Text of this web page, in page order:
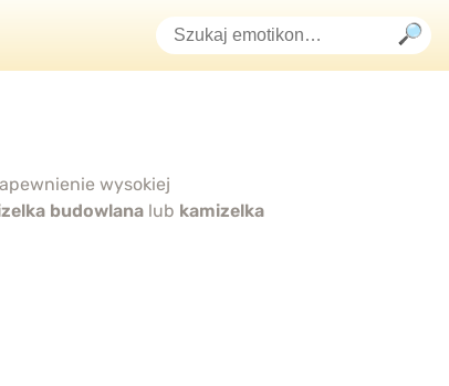
wysokiej
budowlana lub kamizelka